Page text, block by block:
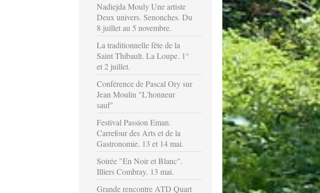
Nadiejda Mouly Une artiste
Deux univers. Senonches. Du
8 juillet au 5 novembre.
La traditionnelle fête de la
Saint Thibault. La Loupe. 1°
et 2 juillet.
Conférence de Pascal Ory sur
Jean Moulin "L'honneur
sauf"
Festival Passion Eman.
Carrefour des Arts et de la
Gastronomie. 13 et 14 mai.
Soirée "En Noir et Blanc".
Illiers Combray. 13 mai.
Grande rencontre ATD Quart